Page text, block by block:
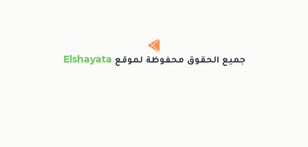
جميع الحقوق محفوظة لموقع Elshayata